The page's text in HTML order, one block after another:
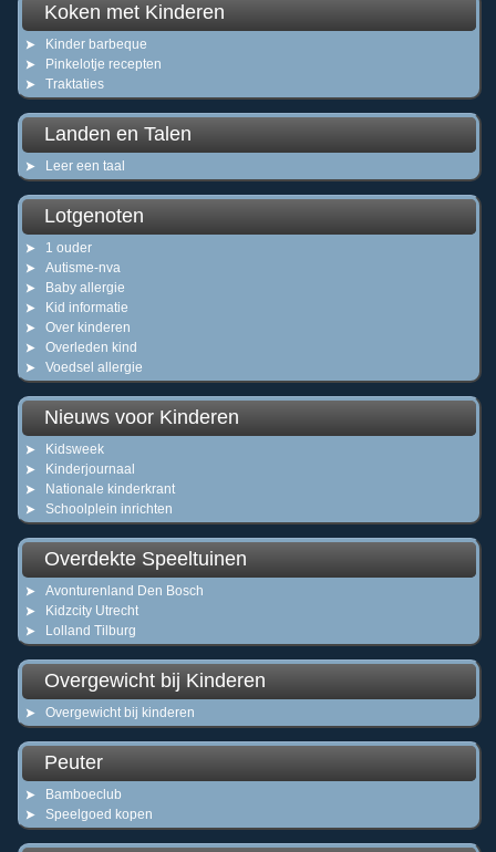
Koken met Kinderen
Kinder barbeque
Pinkelotje recepten
Traktaties
Landen en Talen
Leer een taal
Lotgenoten
1 ouder
Autisme-nva
Baby allergie
Kid informatie
Over kinderen
Overleden kind
Voedsel allergie
Nieuws voor Kinderen
Kidsweek
Kinderjournaal
Nationale kinderkrant
Schoolplein inrichten
Overdekte Speeltuinen
Avonturenland Den Bosch
Kidzcity Utrecht
Lolland Tilburg
Overgewicht bij Kinderen
Overgewicht bij kinderen
Peuter
Bamboeclub
Speelgoed kopen